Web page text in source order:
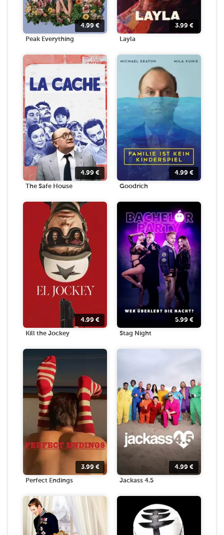
4.99€
Peak Everything
3.99 €
Layla
4.99 €
The Safe House
4.99 €
Goodrich
4.99 €
Kill the Jockey
5.99 €
Stag Night
3.99 €
Perfect Endings
4.99 €
Jackass 4.5